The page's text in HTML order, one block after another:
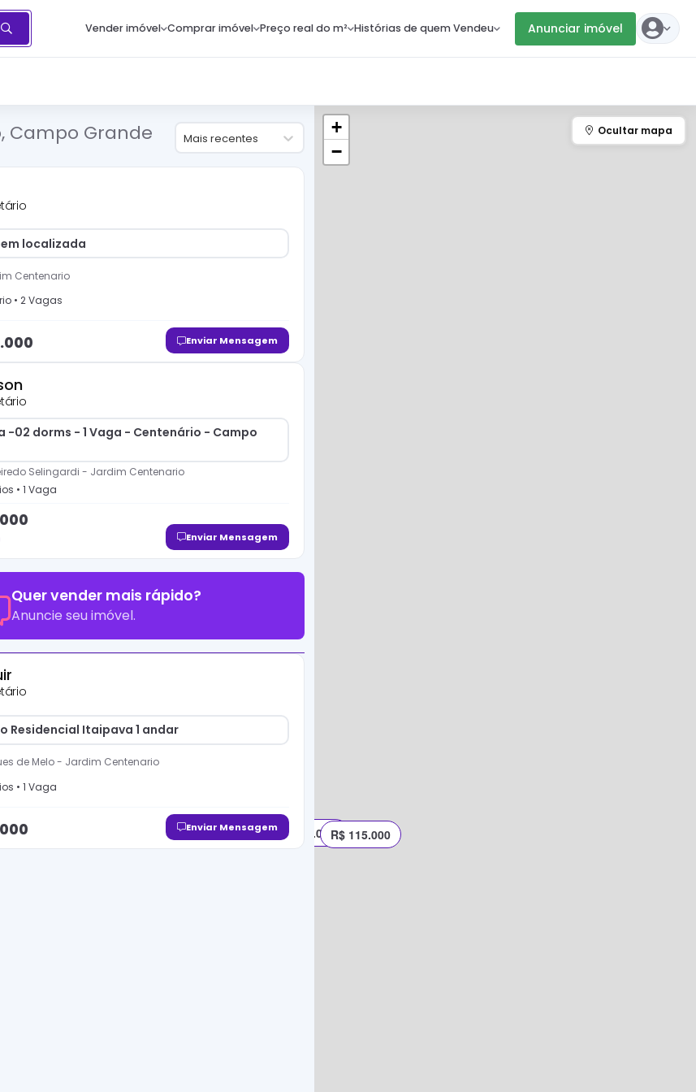
Vender imóvel Comprar imóvel Preço real do m² Histórias de quem Vendeu Anunciar imóvel
Campo Grande Mais recentes
localizada
Centenario
• 2Vagas
Enviar Mensagem
-02 dorms - 1 Vaga - Centenário - Campo
Selingardi - Jardim Centenario
s • 1 Vaga
Enviar Mensagem
Quer vender mais rápido?
Anuncie seu imóvel.
Residencial Itaipava 1 andar
de Melo- Jardim Centenario
s • 1 Vaga
Enviar Mensagem
R$ 115.000
R$ 45.000
+
−